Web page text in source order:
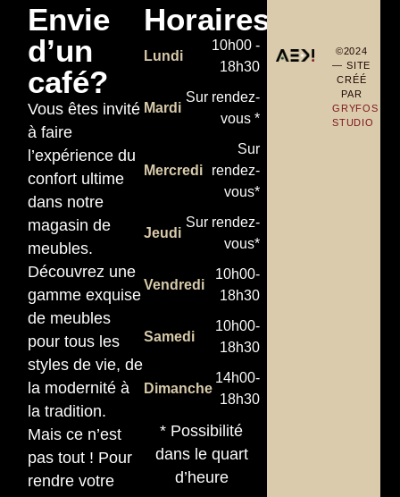
Envie
d’un
café?
Vous êtes invité
à faire
l’expérience du
confort ultime
dans notre
magasin de
meubles.
Découvrez une
gamme exquise
de meubles
pour tous les
styles de vie, de
la modernité à
la tradition.
Mais ce n’est
pas tout ! Pour
rendre votre
Horaires
Lundi
10h00 -
18h30
Mardi
Sur rendez-
vous *
Mercredi
Sur
rendez-
vous*
Jeudi
Sur rendez-
vous*
Vendredi
10h00-
18h30
Samedi
10h00-
18h30
Dimanche
14h00-
18h30
* Possibilité
dans le quart
d’heure
©2024
— SITE
CRÉÉ
PAR
GRYFOS
STUDIO